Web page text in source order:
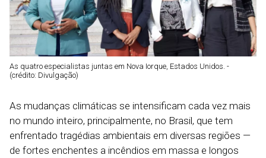
As quatro especialistas juntas em Nova Iorque, Estados Unidos. -
(crédito: Divulgação)
As mudanças climáticas se intensificam cada vez mais
no mundo inteiro, principalmente, no Brasil, que tem
enfrentado tragédias ambientais em diversas regiões —
de fortes enchentes a incêndios em massa e longos